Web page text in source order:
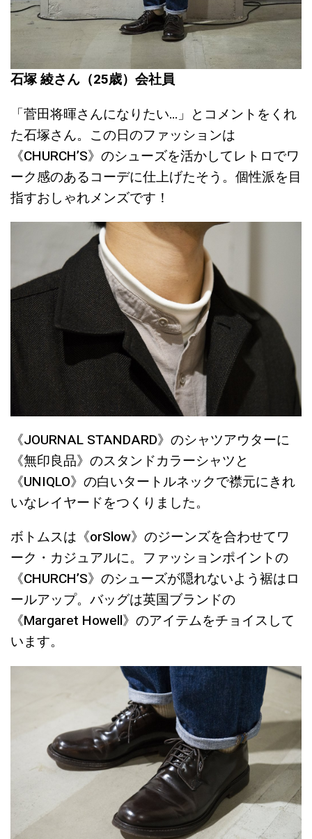
石塚 綾さん（25歳）会社員
「菅田将暉さんになりたい…」とコメントをくれ
た石塚さん。この日のファッションは
《CHURCH’S》のシューズを活かしてレトロでワ
ーク感のあるコーデに仕上げたそう。個性派を目
指すおしゃれメンズです！
《JOURNAL STANDARD》のシャツアウターに
《無印良品》のスタンドカラーシャツと
《UNIQLO》の白いタートルネックで襟元にきれ
いなレイヤードをつくりました。
ボトムスは《orSlow》のジーンズを合わせてワ
ーク・カジュアルに。ファッションポイントの
《CHURCH’S》のシューズが隠れないよう裾はロ
ールアップ。バッグは英国ブランドの
《Margaret Howell》のアイテムをチョイスして
います。